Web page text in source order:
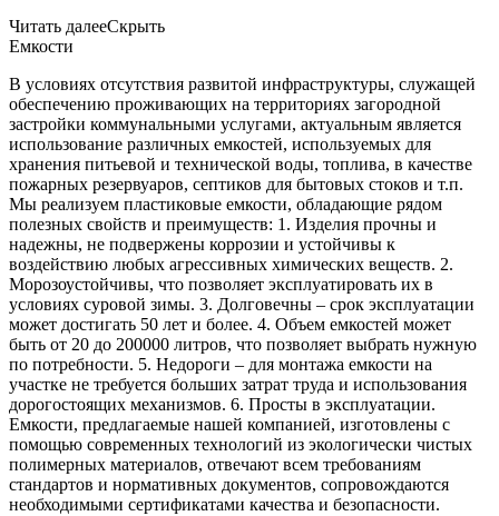
Читать далееСкрыть
Емкости
В условиях отсутствия развитой инфраструктуры, служащей
обеспечению проживающих на территориях загородной
застройки коммунальными услугами, актуальным является
использование различных емкостей, используемых для
хранения питьевой и технической воды, топлива, в качестве
пожарных резервуаров, септиков для бытовых стоков и т.п.
Мы реализуем пластиковые емкости, обладающие рядом
полезных свойств и преимуществ: 1. Изделия прочны и
надежны, не подвержены коррозии и устойчивы к
воздействию любых агрессивных химических веществ. 2.
Морозоустойчивы, что позволяет эксплуатировать их в
условиях суровой зимы. 3. Долговечны – срок эксплуатации
может достигать 50 лет и более. 4. Объем емкостей может
быть от 20 до 200000 литров, что позволяет выбрать нужную
по потребности. 5. Недороги – для монтажа емкости на
участке не требуется больших затрат труда и использования
дорогостоящих механизмов. 6. Просты в эксплуатации.
Емкости, предлагаемые нашей компанией, изготовлены с
помощью современных технологий из экологически чистых
полимерных материалов, отвечают всем требованиям
стандартов и нормативных документов, сопровождаются
необходимыми сертификатами качества и безопасности.